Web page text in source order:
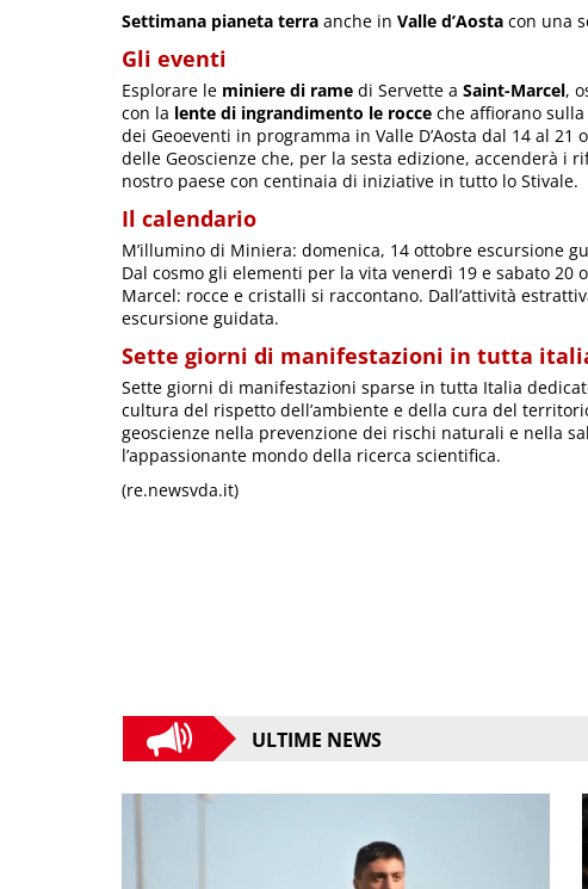
Settimana pianeta terra anche in Valle d’Aosta con una
Gli eventi
Esplorare le miniere di rame di Servette a Saint-Marcel,
con la lente di ingrandimento le rocce che affiorano
dei Geoeventi in programma in Valle D’Aosta dal 14 al
delle Geoscienze che, per la sesta edizione, accenderà i
nostro paese con centinaia di iniziative in tutto lo Stivale.
Il calendario
M’illumino di Miniera: domenica, 14 ottobre escursione
Dal cosmo gli elementi per la vita venerdì 19 e sabato
Marcel: rocce e cristalli si raccontano. Dall’attività
escursione guidata.
Sette giorni di manifestazioni in tutta
Sette giorni di manifestazioni sparse in tutta Italia
cultura del rispetto dell’ambiente e della cura del
geoscienze nella prevenzione dei rischi naturali e nella
l’appassionante mondo della ricerca scientifica.
(re.newsvda.it)
ULTIME NEWS